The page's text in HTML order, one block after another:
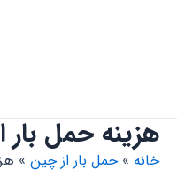
هزینه حمل بار
خانه حمل بار از چین